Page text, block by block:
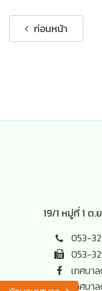
ก่อนหน้า
19/1 หมู่ที่ 1 ต.
053-
053-
เทศบา
เทศบ